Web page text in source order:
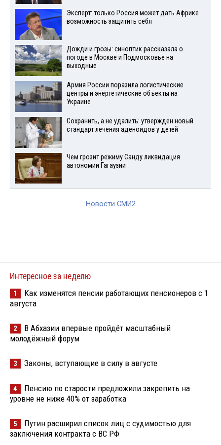
Эксперт: только Россия может дать Африке
возможность защитить себя
Дожди и грозы: синоптик рассказала о
погоде в Москве и Подмосковье на
выходные
Армия России поразила логистические
центры и энергетические объекты на
Украине
Сохранить, а не удалить: утвержден новый
стандарт лечения аденоидов у детей
Чем грозит режиму Санду ликвидация
автономии Гагаузии
Новости СМИ2
Интересное за неделю
1
Как изменятся пенсии работающих пенсионеров с 1
августа
2
В Абхазии впервые пройдёт масштабный
молодёжный форум
3 Законы, вступающие в силу в августе
4
Пенсию по старости предложили закрепить на
уровне не ниже 40% от заработка
5
Путин расширил список лиц с судимостью для
заключения контракта с ВС РФ